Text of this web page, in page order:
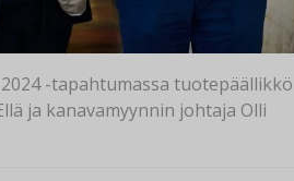
-tapahtumassa tuotepäällikkö
ja kanavamyynnin johtaja Olli